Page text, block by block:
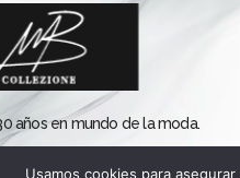
años en mundo de la moda.
Usamos cookies para